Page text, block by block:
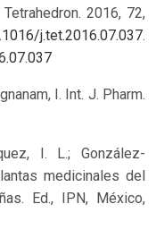
Tetrahedron. 2016, 72,
j.tet.2016.07.037.
I. Int. J. Pharm.
I. L.; González-
medicinales del
Ed., IPN, México,